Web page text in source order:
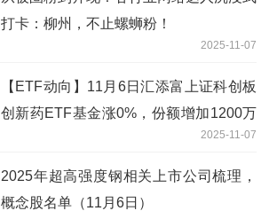
打卡：柳州，不止螺蛳粉！
2025-11-07
【ETF动向】11月6日汇添富上证科创板
创新药ETF基金涨0%，份额增加1200万
2025-11-07
2025年超高强度钢相关上市公司梳理，
概念股名单（11月6日）